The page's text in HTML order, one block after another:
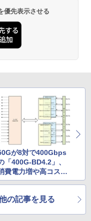
優先表示させる
が8対で400Gbps
「400G-BD4.2」、
費電力増や高コスト
課題に
の記事を見る